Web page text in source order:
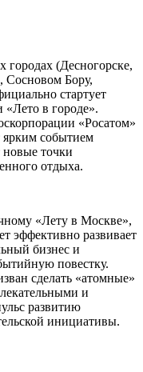
(Десногорске,
Сосновом Бору,
стартует
«Лето в городе».
«Росатом»
событием
новые точки
отдыха.
«Лету в Москве»,
эффективно развивает
бизнес и
повестку.
сделать «атомные»
и
развитию
инициативы.